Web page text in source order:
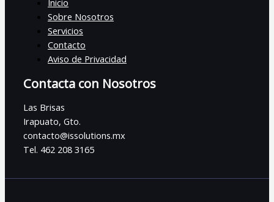
Sobre Nosotros
Servicios
Contacto
Aviso de Privacidad
Contacta con Nosotros
Las Brisas
Irapuato, Gto.
contacto@issolutions.mx
Tel. 462 208 3165